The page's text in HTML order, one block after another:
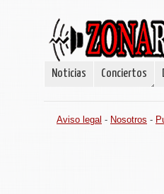
Noticias Conciertos
Aviso legal - Nosotros -